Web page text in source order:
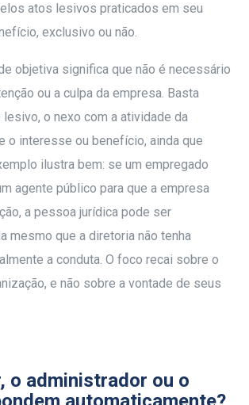
atos lesivos praticados em seu
exclusivo ou não.
objetiva significa que não é necessário
ou a culpa da empresa. Basta
lesivo, o nexo com a atividade da
o interesse ou benefício, ainda que
ilustra bem: se um empregado
agente público para que a empresa
a pessoa jurídica pode ser
mesmo que a diretoria não tenha
a conduta. O foco recai sobre o
e não sobre a vontade de seus
o administrador ou o